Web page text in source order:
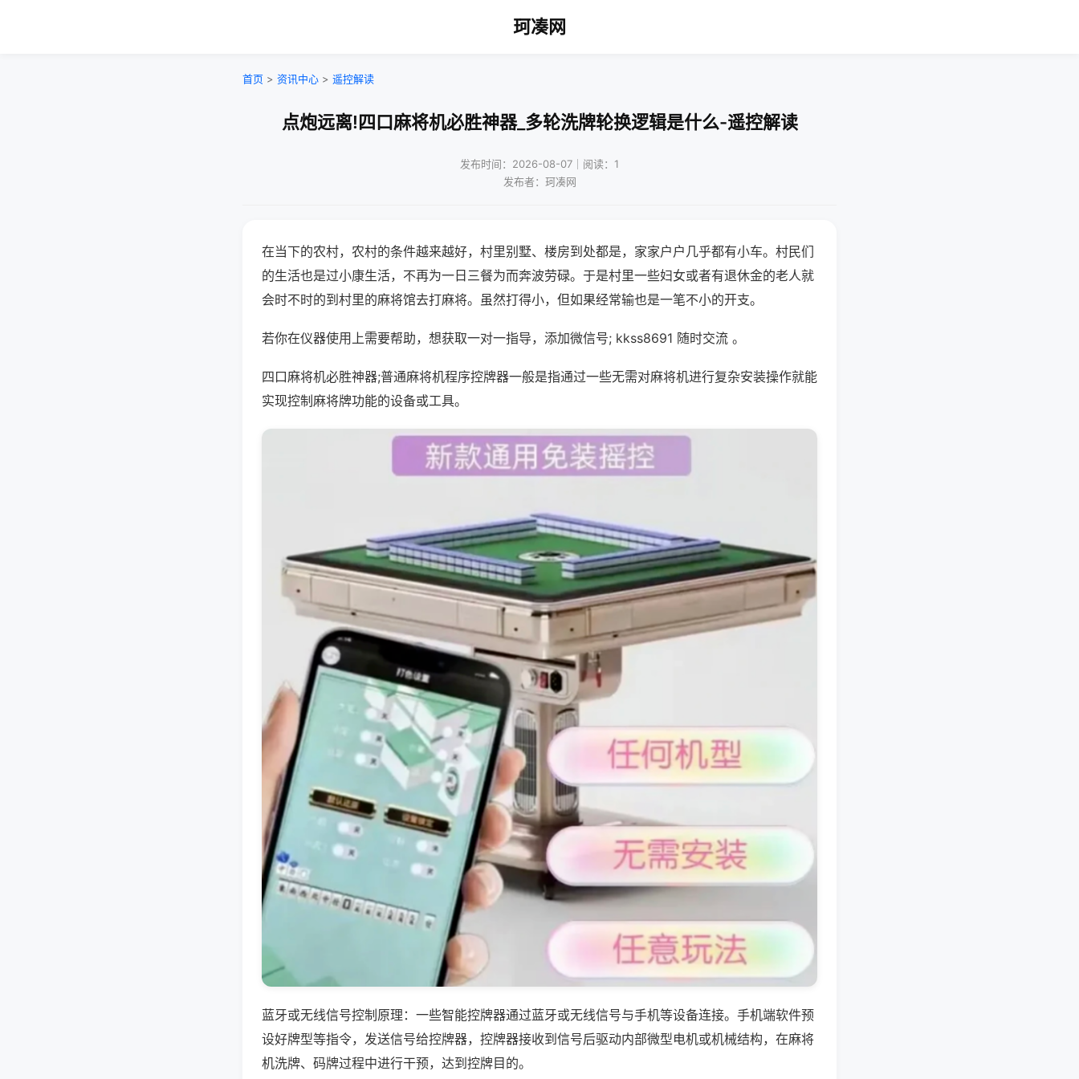
珂凑网
首页 > 资讯中心 > 遥控解读
点炮远离!四口麻将机必胜神器_多轮洗牌轮换逻辑是什么-遥控解读
发布时间：2026-08-07｜阅读：1
发布者：珂凑网
在当下的农村，农村的条件越来越好，村里别墅、楼房到处都是，家家户户几乎都有小车。村民们
的生活也是过小康生活，不再为一日三餐为而奔波劳碌。于是村里一些妇女或者有退休金的老人就
会时不时的到村里的麻将馆去打麻将。虽然打得小，但如果经常输也是一笔不小的开支。
若你在仪器使用上需要帮助，想获取一对一指导，添加微信号; kkss8691 随时交流 。
四口麻将机必胜神器;普通麻将机程序控牌器一般是指通过一些无需对麻将机进行复杂安装操作就能
实现控制麻将牌功能的设备或工具。
蓝牙或无线信号控制原理：一些智能控牌器通过蓝牙或无线信号与手机等设备连接。手机端软件预
设好牌型等指令，发送信号给控牌器，控牌器接收到信号后驱动内部微型电机或机械结构，在麻将
机洗牌、码牌过程中进行干预，达到控牌目的。